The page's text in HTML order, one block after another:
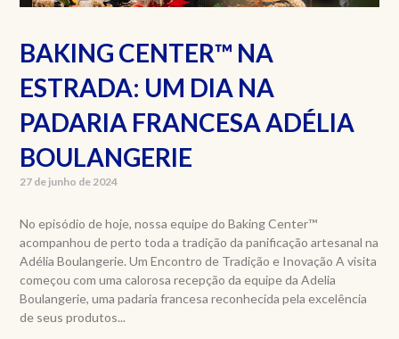
BAKING CENTER™️ NA
ESTRADA: UM DIA NA
PADARIA FRANCESA ADÉLIA
BOULANGERIE
27 de junho de 2024
No episódio de hoje, nossa equipe do Baking Center™️
acompanhou de perto toda a tradição da panificação artesanal na
Adélia Boulangerie. Um Encontro de Tradição e Inovação A visita
começou com uma calorosa recepção da equipe da Adelia
Boulangerie, uma padaria francesa reconhecida pela excelência
de seus produtos...